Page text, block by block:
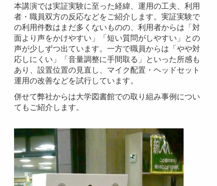
本講演では実証実験に至った経緯、運用の工夫、利用
者・職員双方の反応などをご紹介します。実証実験で
の利用件数はまだ多くないものの、利用者からは「対
面より声をかけやすい」「短い質問がしやすい」との
声が少しずつ出ています。一方で職員からは「やや対
応しにくい」「音量調整に手間取る」といった所感も
あり、設置位置の見直し、マイク配置・ヘッドセット
運用の改善などを試行しています。
併せて弊社からは大学図書館での取り組み事例につい
てもご紹介します。